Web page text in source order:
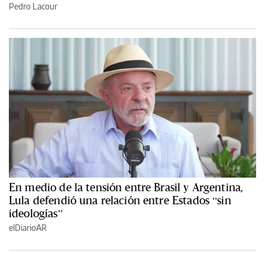
Pedro Lacour
En medio de la tensión entre Brasil y Argentina,
Lula defendió una relación entre Estados “sin
ideologías”
elDiarioAR